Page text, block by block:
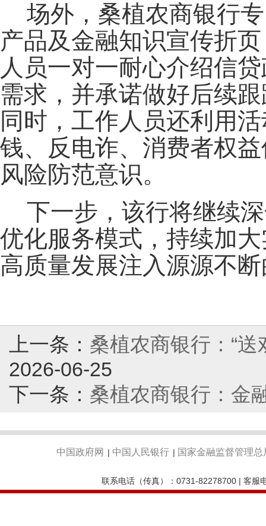
场外，桑植农商银行
产品及金融知识宣传折
人员一对一耐心介绍信
需求，并承诺做好后续
同时，工作人员还利用
钱、反电诈、消费者权
风险防范意识。
下一步，该行将继续
优化服务模式，持续加
高质量发展注入源源不
上一条： 桑植农商银行：“送
2026-06-25
下一条： 桑植农商银行：金
中国政府网 | 中国人民银行 | 国家金融监督管理总
联系电话（传真）：0731-82278700 | 客服